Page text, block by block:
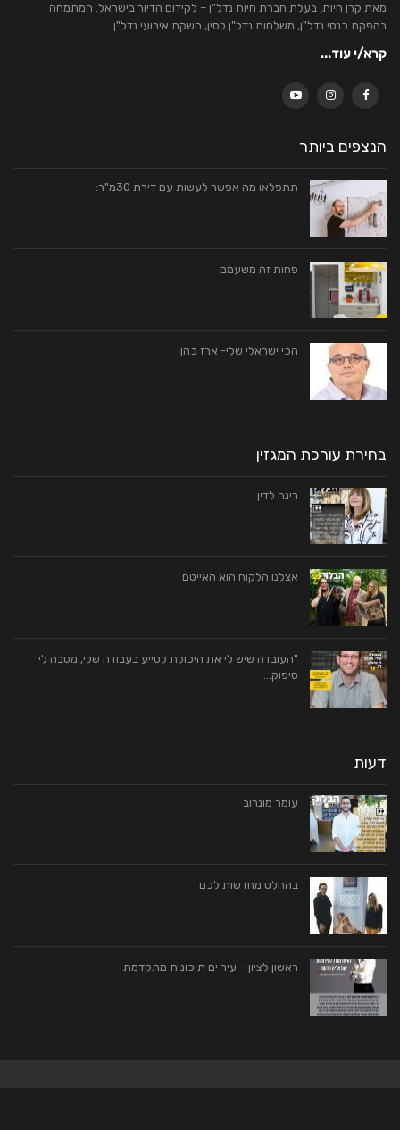
מאת קרן חיות, בעלת חברת חיות נדל"ן – לקידום הדיור בישראל. המתמחה
בהפקת כנסי נדל"ן, משלחות נדל"ן לסין, השקת אירועי נדל"ן.
קרא/י עוד...
הנצפים ביותר
תתפלאו מה אפשר לעשות עם דירת 30מ"ר:
פחות זה משעמם
הכי ישראלי שלי- ארז כהן
בחירת עורכת המגזין
רינה לדין
אצלנו הלקוח הוא האייטם
"העובדה שיש לי את היכולת לסייע בעבודה שלי, מסבה לי
סיפוק…
דעות
עומר מונרוב
בהחלט מחדשות לכם
ראשון לציון – עיר ים תיכונית מתקדמת